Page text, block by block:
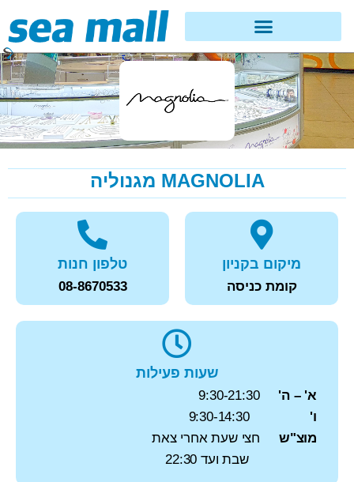
MAGNOLIA מגנוליה
מיקום בקניון
קומת כניסה
טלפון חנות
08-8670533
שעות פעילות
א' – ה'9:30-21:30
ו'
9:30-14:30
מוצ"ש חצי שעת אחרי צאת
שבת ועד 22:30